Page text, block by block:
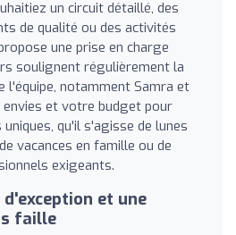
un circuit détaillé, des
de qualité ou des activités
une prise en charge
soulignent régulièrement la
l'équipe, notamment Samra et
envies et votre budget pour
qu'il s'agisse de lunes
vacances en famille ou de
exigeants.
et une
faille